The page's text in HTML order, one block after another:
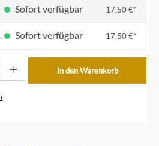
Sofort verfügbar 17,50 €*
Sofort verfügbar 17,50 €*
In den Warenkorb